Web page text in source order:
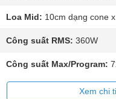
Loa Mid: 10cm dạng cone
Công suất RMS: 360W
Công suất Max/Program:
Xem chi